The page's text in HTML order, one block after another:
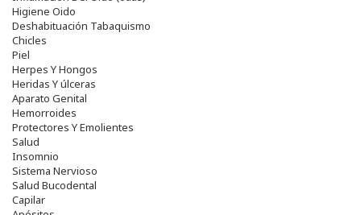
Higiene Oido
Deshabituación Tabaquismo
Chicles
Piel
Herpes Y Hongos
Heridas Y úlceras
Aparato Genital
Hemorroides
Protectores Y Emolientes
Salud
Insomnio
Sistema Nervioso
Salud Bucodental
Capilar